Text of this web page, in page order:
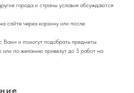
города и страны условия обсуждаются
сайте через корзину или после
и помогут подобрать предметы
или по желанию привезут до 5 работ на